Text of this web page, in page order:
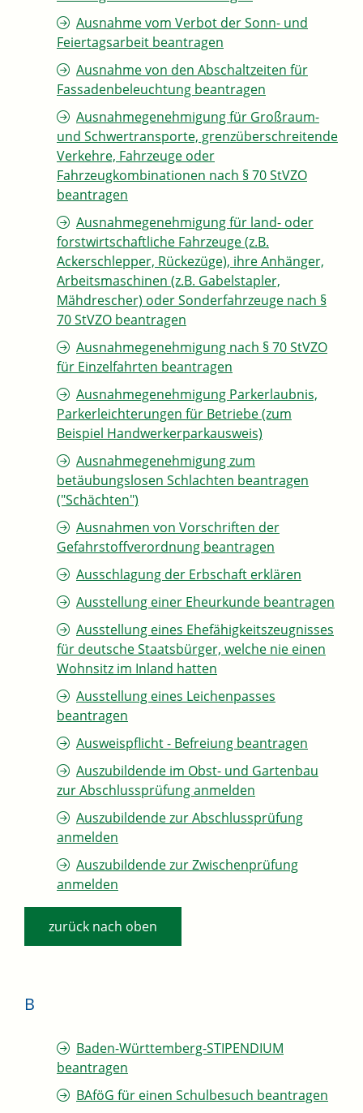
Ausnahme vom Verbot der Sonn- und
Feiertagsarbeit beantragen
Ausnahme von den Abschaltzeiten für
Fassadenbeleuchtung beantragen
Ausnahmegenehmigung für Großraum-
und Schwertransporte, grenzüberschreitende
Verkehre, Fahrzeuge oder
Fahrzeugkombinationen nach § 70 StVZO
beantragen
Ausnahmegenehmigung für land- oder
forstwirtschaftliche Fahrzeuge (z.B.
Ackerschlepper, Rückezüge), ihre Anhänger,
Arbeitsmaschinen (z.B. Gabelstapler,
Mähdrescher) oder Sonderfahrzeuge nach §
70 StVZO beantragen
Ausnahmegenehmigung nach § 70 StVZO
für Einzelfahrten beantragen
Ausnahmegenehmigung Parkerlaubnis,
Parkerleichterungen für Betriebe (zum
Beispiel Handwerkerparkausweis)
Ausnahmegenehmigung zum
betäubungslosen Schlachten beantragen
("Schächten")
Ausnahmen von Vorschriften der
Gefahrstoffverordnung beantragen
Ausschlagung der Erbschaft erklären
Ausstellung einer Eheurkunde beantragen
Ausstellung eines Ehefähigkeitszeugnisses
für deutsche Staatsbürger, welche nie einen
Wohnsitz im Inland hatten
Ausstellung eines Leichenpasses
beantragen
Ausweispflicht - Befreiung beantragen
Auszubildende im Obst- und Gartenbau
zur Abschlussprüfung anmelden
Auszubildende zur Abschlussprüfung
anmelden
Auszubildende zur Zwischenprüfung
anmelden
zurück nach oben
B
Baden-Württemberg-STIPENDIUM
beantragen
BAföG für einen Schulbesuch beantragen